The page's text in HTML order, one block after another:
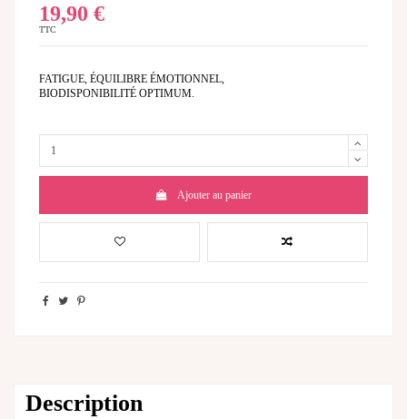
19,90 €
TTC
FATIGUE, ÉQUILIBRE ÉMOTIONNEL,
BIODISPONIBILITÉ OPTIMUM.
Ajouter au panier
Description